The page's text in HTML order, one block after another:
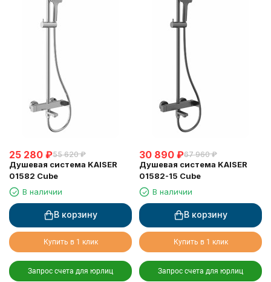
25 280 ₽55 620 ₽
Душевая система KAISER
01582 Cube
В наличии
В корзину
Купить в 1 клик
Запрос счета для юрлиц
30 890 ₽67 960 ₽
Душевая система KAISER
01582-15 Cube
В наличии
В корзину
Купить в 1 клик
Запрос счета для юрлиц